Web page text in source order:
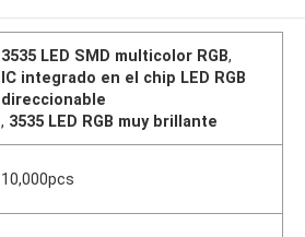
3535 LED SMD multicolor RGB,
IC integrado en el chip LED RGB
direccionable
, 3535 LED RGB muy brillante
10,000pcs